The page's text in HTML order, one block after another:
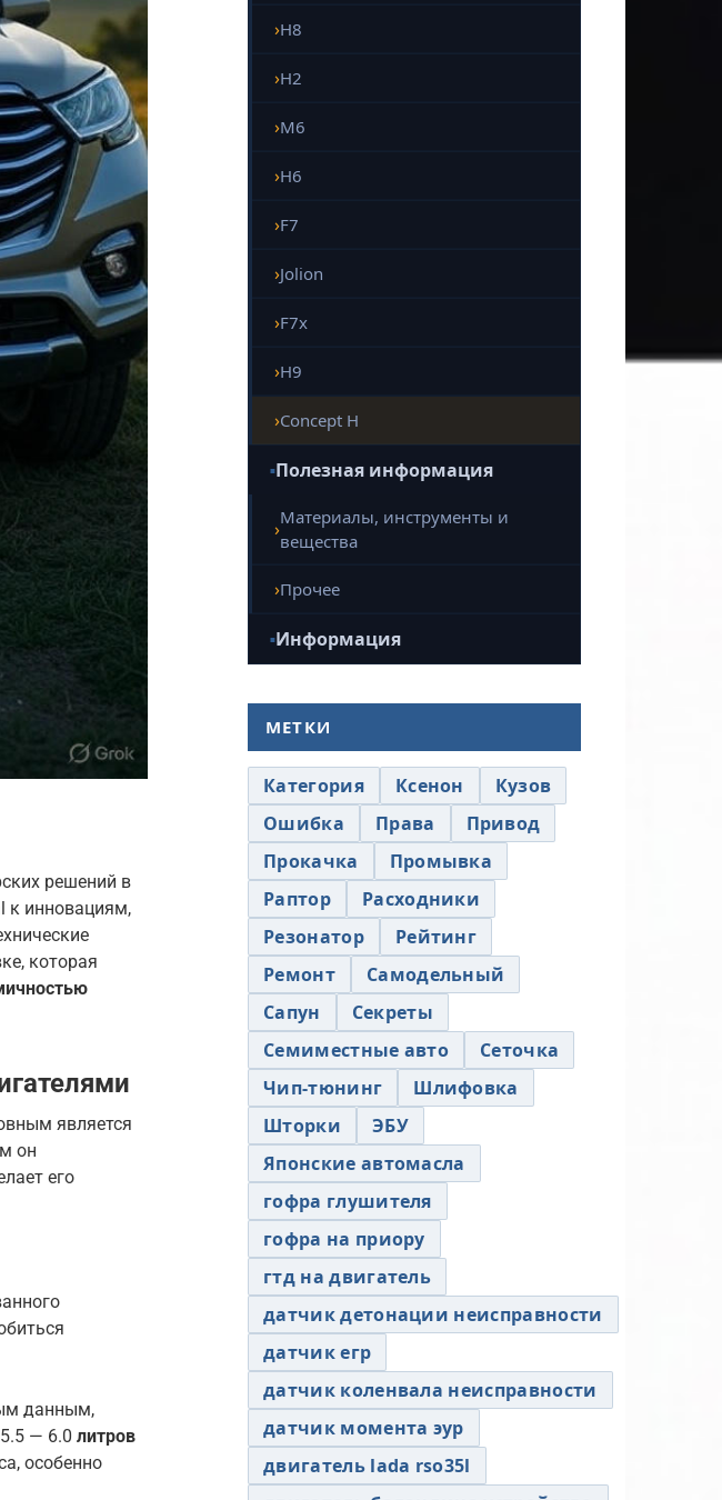
решений в
к инновациям,
которая
является
он
его
данным,
— 6.0 литров
особенно
H8
H2
M6
H6
F7
Jolion
F7x
H9
Concept H
Полезная информация
Материалы, инструменты и
вещества
Прочее
Информация
МЕТКИ
Категория Ксенон
Кузов
Ошибка
Права
Привод
Прокачка
Промывка
Раптор
Расходники
Резонатор
Рейтинг
Ремонт
Самодельный
Сапун
Секреты
Семиместные авто
Сеточка
Чип-тюнинг
Шлифовка
Шторки
ЭБУ
Японские автомасла
гофра глушителя
гофра на приору
гтд на двигатель
датчик детонации неисправности
датчик егр
датчик коленвала неисправности
датчик момента эур
двигатель lada rso35l